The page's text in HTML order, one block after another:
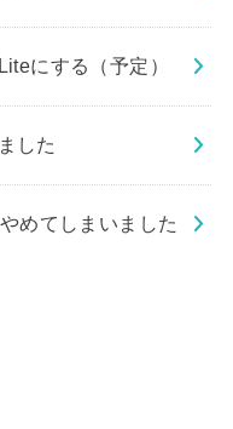
にする（予定）
した
めてしまいました